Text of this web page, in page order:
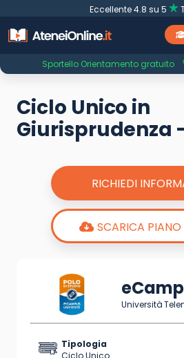
Eccellente 4.8 su 5
Sportello Orientamento gratuito
Ciclo Unico in
Giurisprudenza
RICHIEDI
SCARICA
Università
Tipologia
Ciclo Unico